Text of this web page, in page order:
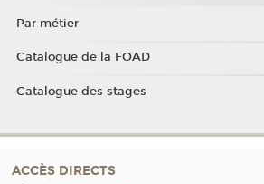
Par métier
Catalogue de la FOAD
Catalogue des stages
ACCÈS DIRECTS